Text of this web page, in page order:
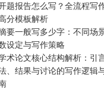
题报告怎么写？全流程写
分模板解析
要一般写多少字：不同场
设定与写作策略
术论文核心结构解析：引
、结果与讨论的写作逻辑